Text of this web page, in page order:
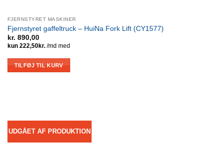
FJERNSTYRET MASKINER
Fjernstyret gaffeltruck – HuiNa Fork Lift (CY1577)
kr. 890,00
TILFØJ TIL KURV
UDGÅET AF PRODUKTION